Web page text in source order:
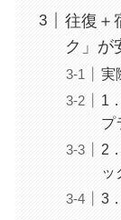
往復＋
ク」が
実
1
プ
2
ッ
3